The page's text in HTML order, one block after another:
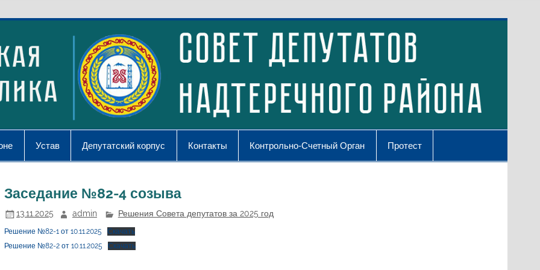
Устав Депутатский корпус Контакты Контрольно-Счетный Орган Протест
Заседание №82-4 созыва
13.11.2025 admin Решения Совета депутатов за 2025 год
Решение №82-1 от 10.11.2025
Скачать
Решение №82-2 от 10.11.2025
Скачать